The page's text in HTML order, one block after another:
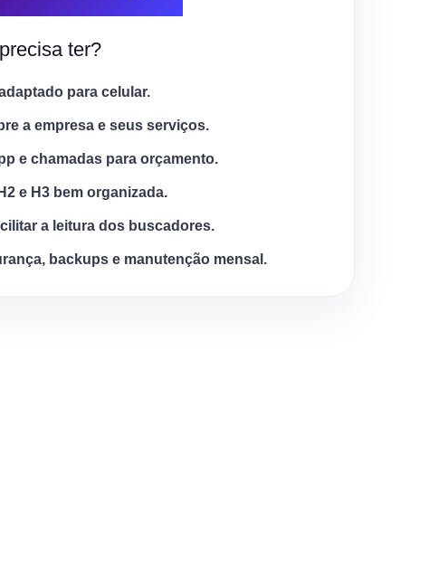
ter?
para celular.
a empresa e seus serviços.
e chamadas para orçamento.
e H3 bem organizada.
a leitura dos buscadores.
backups e manutenção mensal.